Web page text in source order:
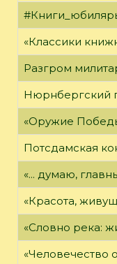
«Классики
Разгром
Нюрнбергский
«Оружие
Потсдамская
«... думаю,
«Красота,
«Словно река:
«Человечество